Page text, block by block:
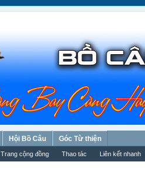
Trang cộng đồng Thao tác Liên kết nhanh
Hội Bồ Câu Góc Từ thiện